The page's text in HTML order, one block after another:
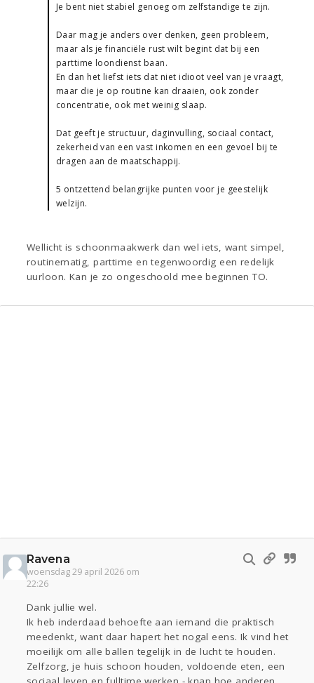
Je bent niet stabiel genoeg om zelfstandige te zijn.
Daar mag je anders over denken, geen probleem,
maar als je financiële rust wilt begint dat bij een
parttime loondienst baan.
En dan het liefst iets dat niet idioot veel van je vraagt,
maar die je op routine kan draaien, ook zonder
concentratie, ook met weinig slaap.
Dat geeft je structuur, daginvulling, sociaal contact,
zekerheid van een vast inkomen en een gevoel bij te
dragen aan de maatschappij.
5 ontzettend belangrijke punten voor je geestelijk
welzijn.
Wellicht is schoonmaakwerk dan wel iets, want simpel,
routinematig, parttime en tegenwoordig een redelijk
uurloon. Kan je zo ongeschoold mee beginnen TO.
Ravena
woensdag 29 april 2026 om
22:26
Dank jullie wel.
Ik heb inderdaad behoefte aan iemand die praktisch
meedenkt, want daar hapert het nogal eens. Ik vind het
moeilijk om alle ballen tegelijk in de lucht te houden.
Zelfzorg, je huis schoon houden, voldoende eten, een